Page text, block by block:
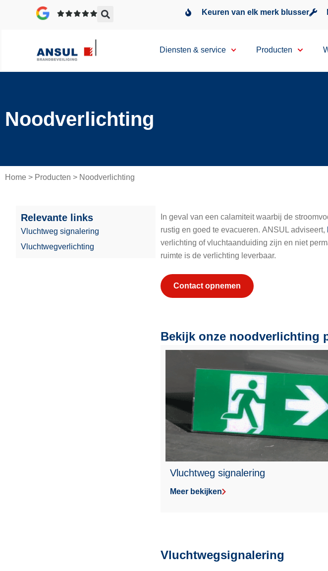
Keuren van elk merk blusser
Diensten & service Producten
Noodverlichting
Home > Producten > Noodverlichting
Relevante links
Vluchtweg signalering
Vluchtwegverlichting
In geval van een calamiteit waarbij de
rustig en goed te evacueren. ANSUL adviseert,
verlichting of vluchtaanduiding zijn en niet
ruimte is de verlichting leverbaar.
Contact opnemen
Bekijk onze noodverlichting
Vluchtweg signalering
Meer bekijken
Vluchtwegsignalering